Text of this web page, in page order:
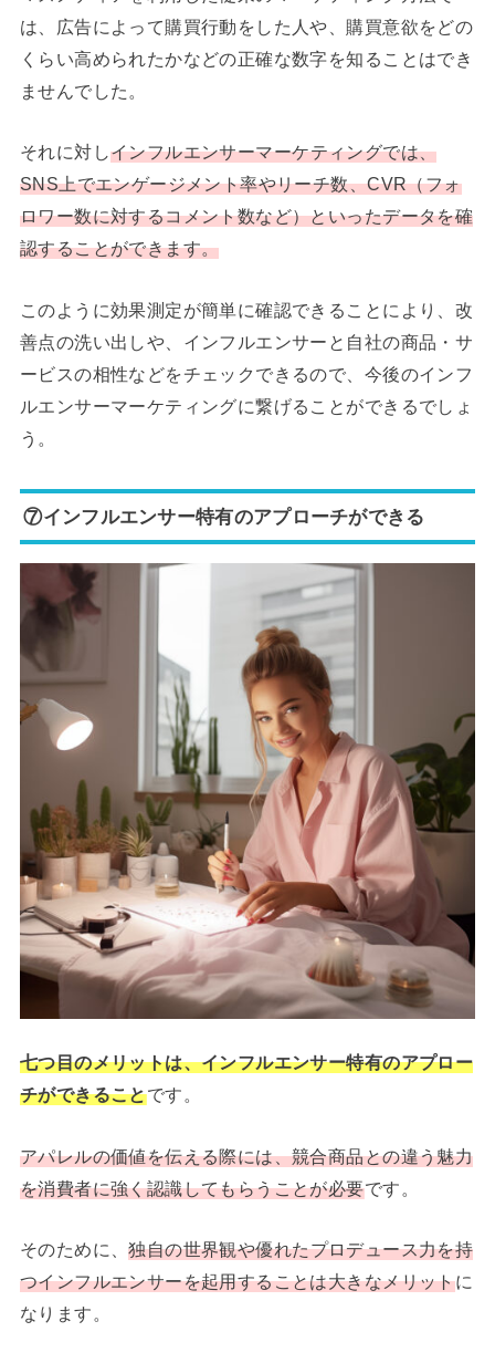
は、広告によって購買行動をした人や、購買意欲をどの
くらい高められたかなどの正確な数字を知ることはでき
ませんでした。
それに対しインフルエンサーマーケティングでは、
SNS上でエンゲージメント率やリーチ数、CVR（フォ
ロワー数に対するコメント数など）といったデータを確
認することができます。
このように効果測定が簡単に確認できることにより、改
善点の洗い出しや、インフルエンサーと自社の商品・サ
ービスの相性などをチェックできるので、今後のインフ
ルエンサーマーケティングに繋げることができるでしょ
う。
⑦インフルエンサー特有のアプローチができる
七つ目のメリットは、インフルエンサー特有のアプロー
チができることです。
アパレルの価値を伝える際には、競合商品との違う魅力
を消費者に強く認識してもらうことが必要です。
そのために、独自の世界観や優れたプロデュース力を持
つインフルエンサーを起用することは大きなメリットに
なります。